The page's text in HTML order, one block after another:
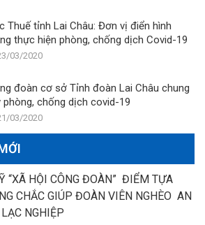
Thuế tỉnh Lai Châu: Đơn vị điển hình
trong thực hiện phòng, chống dịch Covid-19
03/2020
đoàn cơ sở Tỉnh đoàn Lai Châu chung
phòng, chống dịch covid-19
03/2020
“XÃ HỘI CÔNG ĐOÀN” ĐIỂM TỰA
CHẮC GIÚP ĐOÀN VIÊN NGHÈO AN
NGHIỆP